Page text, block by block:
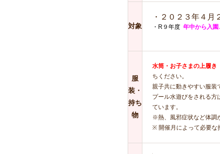
対象
・２０２３年４
・ R９年度 年中から入園
服
装・
持ち
物
水筒・お子さまの上履き
ちください。
親子共に動きやすい服装
プール水遊びをされる方
ています。
※熱、風邪症状など体調
※ 開催月によって必要な